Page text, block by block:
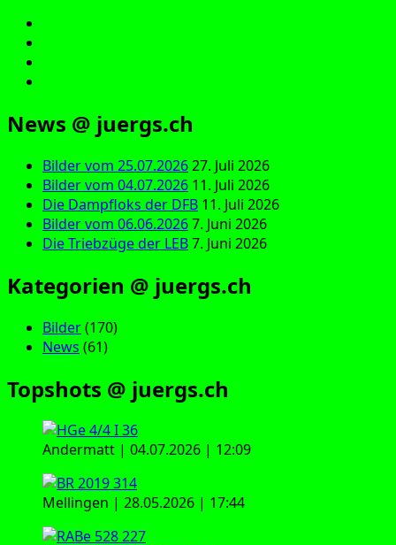
News @ juergs.ch
Bilder vom 25.07.202627. Juli 2026
Bilder vom 04.07.2026 11. Juli 2026
Die Dampfloks der DFB 11. Juli 2026
Bilder vom 06.06.20267. Juni 2026
Die Triebzüge der LEB7. Juni 2026
Kategorien @ juergs.ch
Bilder(170)
News (61)
Topshots @ juergs.ch
Andermatt | 04.07.2026 | 12:09
Mellingen | 28.05.2026 | 17:44